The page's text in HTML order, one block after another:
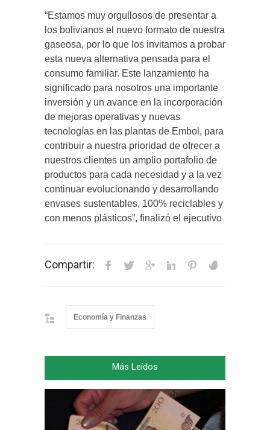
“Estamos muy orgullosos de presentar a
los bolivianos el nuevo formato de nuestra
gaseosa, por lo que los invitamos a probar
esta nueva alternativa pensada para el
consumo familiar. Este lanzamiento ha
significado para nosotros una importante
inversión y un avance en la incorporación
de mejoras operativas y nuevas
tecnologías en las plantas de Embol, para
contribuir a nuestra prioridad de ofrecer a
nuestros clientes un amplio portafolio de
productos para cada necesidad y a la vez
continuar evolucionando y desarrollando
envases sustentables, 100% reciclables y
con menos plásticos”, finalizó el ejecutivo
Compartir:
Economía y Finanzas
Más Leídos